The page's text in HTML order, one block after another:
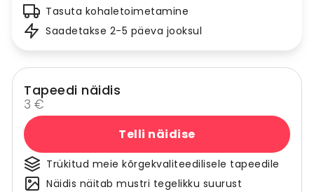
Tasuta kohaletoimetamine
Saadetakse 2-5 päeva jooksul
Tapeedi näidis
3 €
Telli näidise
Trükitud meie kõrgekvaliteedilisele tapeedile
Näidis näitab mustri tegelikku suurust